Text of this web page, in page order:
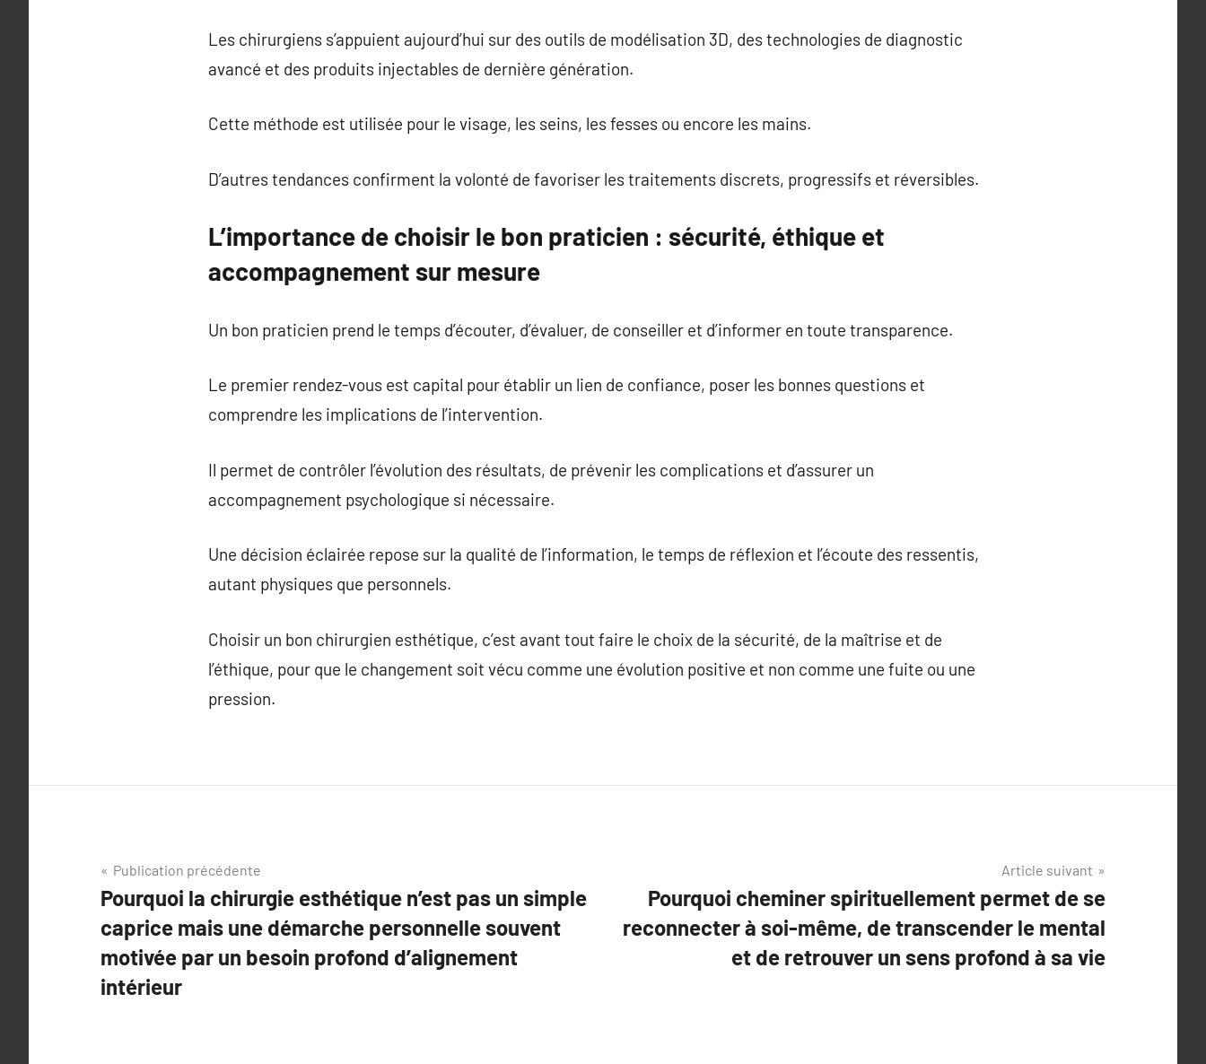
Les chirurgiens s’appuient aujourd’hui sur des outils de modélisation 3D, des technologies de diagnostic
avancé et des produits injectables de dernière génération.
Cette méthode est utilisée pour le visage, les seins, les fesses ou encore les mains.
D’autres tendances confirment la volonté de favoriser les traitements discrets, progressifs et réversibles.
L’importance de choisir le bon praticien : sécurité, éthique et
accompagnement sur mesure
Un bon praticien prend le temps d’écouter, d’évaluer, de conseiller et d’informer en toute transparence.
Le premier rendez-vous est capital pour établir un lien de confiance, poser les bonnes questions et
comprendre les implications de l’intervention.
Il permet de contrôler l’évolution des résultats, de prévenir les complications et d’assurer un
accompagnement psychologique si nécessaire.
Une décision éclairée repose sur la qualité de l’information, le temps de réflexion et l’écoute des ressentis,
autant physiques que personnels.
Choisir un bon chirurgien esthétique, c’est avant tout faire le choix de la sécurité, de la maîtrise et de
l’éthique, pour que le changement soit vécu comme une évolution positive et non comme une fuite ou une
pression.
Navigation
de
l’article
Publication précédente
Pourquoi la chirurgie esthétique n’est pas un simple
caprice mais une démarche personnelle souvent
motivée par un besoin profond d’alignement
intérieur
Article suivant
Pourquoi cheminer spirituellement permet de se
reconnecter à soi-même, de transcender le mental
et de retrouver un sens profond à sa vie